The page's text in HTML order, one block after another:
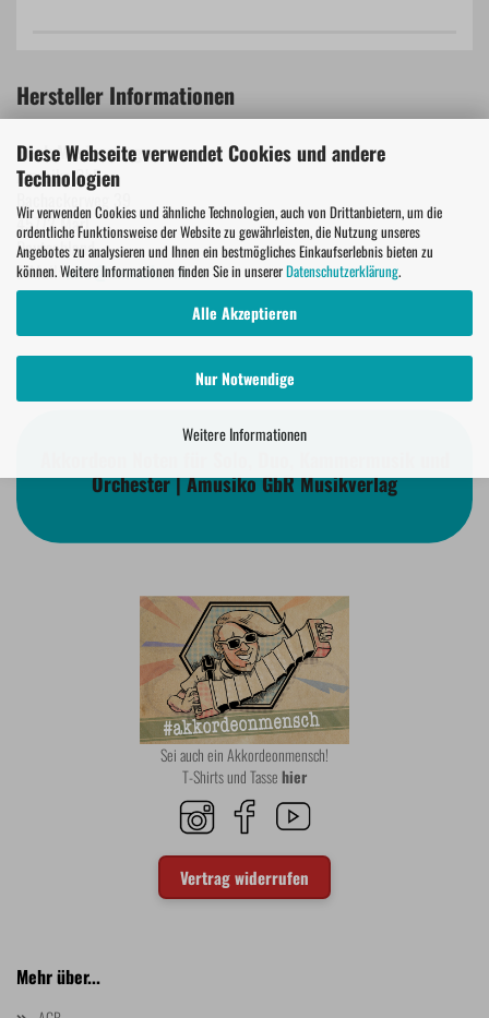
Diese Webseite verwendet Cookies und andere
Technologien
Wir verwenden Cookies und ähnliche Technologien, auch von Drittanbietern, um die
ordentliche Funktionsweise der Website zu gewährleisten, die Nutzung unseres
Angebotes zu analysieren und Ihnen ein bestmögliches Einkaufserlebnis bieten zu
können. Weitere Informationen finden Sie in unsererDatenschutzerklärung.
Alle Akzeptieren
Nur Notwendige
Weitere Informationen
Hersteller Informationen
Heck Musikverlag
Amusiko GbR
Bachackerweg 39
45772 Marl
Deutschland
E-Mail:info@amusiko.de
Orchester | Amusiko GbR Musikverlag
Sei auch ein Akkordeonmensch!
T-Shirts und Tassehier
Vertrag widerrufen
Mehr über...